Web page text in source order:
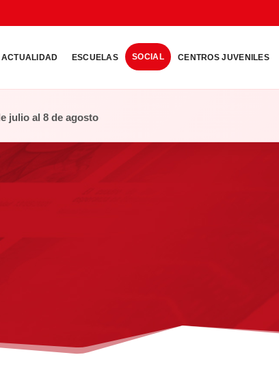
ACTUALIDAD ESCUELAS SOCIAL CENTROS JUVENILES
julio al 8 de agosto